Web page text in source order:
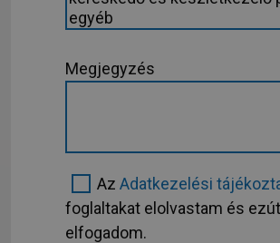
Megjegyzés
Az Adatkezelési
foglaltakat elolvastam és
elfogadom.